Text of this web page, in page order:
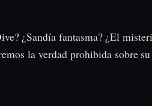
¿Sandía fantasma? ¿El
la verdad prohibida sobre